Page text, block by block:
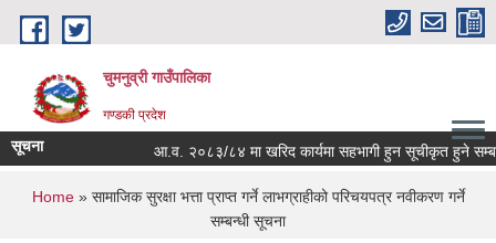
Skip to main content
चुमनुव्री गाउँपालिका
गण्डकी प्रदेश
सूचना आ.व. २०८३/८४ मा खरिद कार्यमा सहभागी हुन सूचीकृत हुने
You are here
Home» सामाजिक सुरक्षा भत्ता प्राप्त गर्ने लाभग्राहीको परिचयपत्र नवीकरण गर्ने
सम्बन्धी सूचना